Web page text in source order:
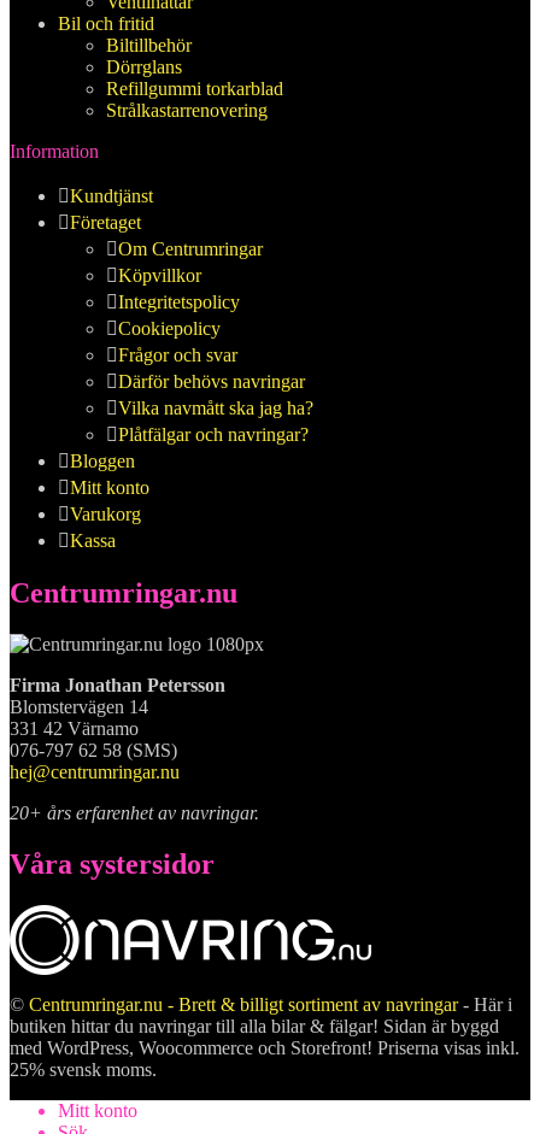
Bil och fritid
Biltillbehör
Dörrglans
Refillgummi torkarblad
Strålkastarrenovering
Information
Kundtjänst
Företaget
Om Centrumringar
Köpvillkor
Integritetspolicy
Cookiepolicy
Frågor och svar
Därför behövs navringar
Vilka navmått ska jag ha?
Plåtfälgar och navringar?
Bloggen
Mitt konto
Varukorg
Kassa
Centrumringar.nu
Firma Jonathan Petersson
Blomstervägen 14
331 42 Värnamo
076-797 62 58 (SMS)
hej@centrumringar.nu
20+ års erfarenhet av navringar.
Våra systersidor
© Centrumringar.nu - Brett & billigt sortiment av navringar- Här i
butiken hittar du navringar till alla bilar & fälgar! Sidan är byggd
med WordPress, Woocommerce och Storefront! Priserna visas inkl.
25% svensk moms.
Mitt konto